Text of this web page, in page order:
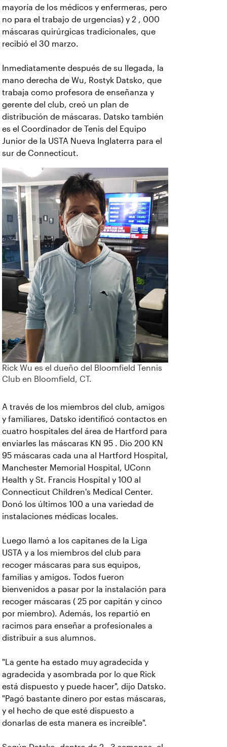
mayoría de los médicos y enfermeras, pero
no para el trabajo de urgencias) y 2 , 000
máscaras quirúrgicas tradicionales, que
recibió el 30 marzo.
Inmediatamente después de su llegada, la
mano derecha de Wu, Rostyk Datsko, que
trabaja como profesora de enseñanza y
gerente del club, creó un plan de
distribución de máscaras. Datsko también
es el Coordinador de Tenis del Equipo
Junior de la USTA Nueva Inglaterra para el
sur de Connecticut.
Rick Wu es el dueño del Bloomfield Tennis
Club en Bloomfield, CT.
A través de los miembros del club, amigos
y familiares, Datsko identificó contactos en
cuatro hospitales del área de Hartford para
enviarles las máscaras KN 95 . Dio 200 KN
95 máscaras cada una al Hartford Hospital,
Manchester Memorial Hospital, UConn
Health y St. Francis Hospital y 100 al
Connecticut Children's Medical Center.
Donó los últimos 100 a una variedad de
instalaciones médicas locales.
Luego llamó a los capitanes de la Liga
USTA y a los miembros del club para
recoger máscaras para sus equipos,
familias y amigos. Todos fueron
bienvenidos a pasar por la instalación para
recoger máscaras ( 25 por capitán y cinco
por miembro). Además, los repartió en
racimos para enseñar a profesionales a
distribuir a sus alumnos.
"La gente ha estado muy agradecida y
agradecida y asombrada por lo que Rick
está dispuesto y puede hacer", dijo Datsko.
"Pagó bastante dinero por estas máscaras,
y el hecho de que esté dispuesto a
donarlas de esta manera es increíble".